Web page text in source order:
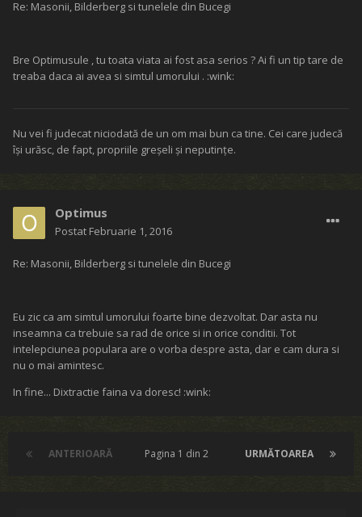
Re: Masonii, Bilderberg si tunelele din Bucegi
Bre Optimusule , tu toata viata ai fost asa serios ? Ai fi un tip tare de
treaba daca ai avea si simtul umorului . :wink:
Nu vei fi judecat niciodată de un om mai bun ca tine. Cei care judecă
îşi urăsc, de fapt, propriile greşeli şi neputinţe.
Optimus
Postat Februarie 1, 2016
Re: Masonii, Bilderberg si tunelele din Bucegi
Eu zic ca am simtul umorului foarte bine dezvoltat. Dar asta nu
inseamna ca trebuie sa rad de orice si in orice conditii. Tot
intelepciunea populara are o vorba despre asta, dar e cam dura si
nu o mai amintesc.
In fine... Dixtractie faina va doresc! :wink:
ANTERIOARĂ URMĂTOAREA
Pagina 1 din 2